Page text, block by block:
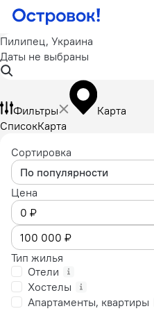
Пилипец, Украина
Даты не выбраны
Фильтры
Карта
СписокКарта
Сортировка
По популярности
Цена
Тип жилья
Отели
Хостелы
Апартаменты, квартиры